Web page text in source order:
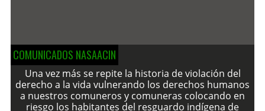
COMUNICADOS NASAACIN
Una vez más se repite la historia de violación del
derecho a la vida vulnerando los derechos humanos
a nuestros comuneros y comuneras colocando en
riesgo los habitantes del resguardo indígena de